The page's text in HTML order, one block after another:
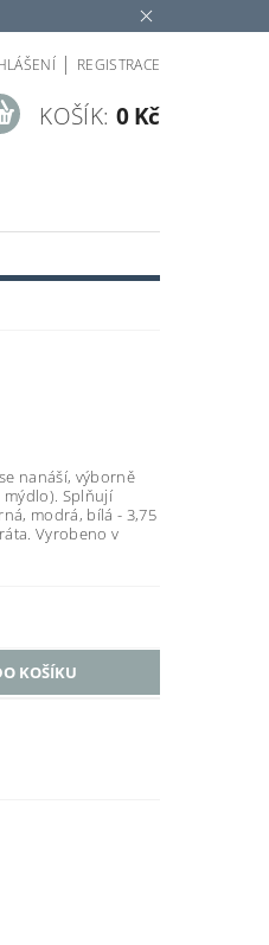
| REGISTRACE
KOŠÍK: 0 Kč
nanáší, výborně
mýdlo). Splňují
modrá, bílá - 3,75
Vyrobeno v